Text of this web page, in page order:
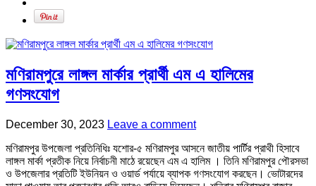
মণিরামপুরে লাঙ্গল মার্কার প্রার্থী এম এ হালিমের
গণসংযোগ
December 30, 2023 Leave a comment
মণিরামপুর উপজেলা প্রতিনিধিঃ যশোর-৫ মণিরামপুর আসনে জাতীয় পার্টির প্রাথী হিসাবে
লাঙ্গল মার্কা প্রতীক নিয়ে নির্বাচনী মাঠে রয়েছেন এম এ হালিম । তিনি মণিরামপুর পৌরসভা
ও উপজেলার প্রতিটি ইউনিয়ন ও ওয়ার্ড পর্যায়ে ব্যাপক গণসংযোগ করছেন। ভোটারদের